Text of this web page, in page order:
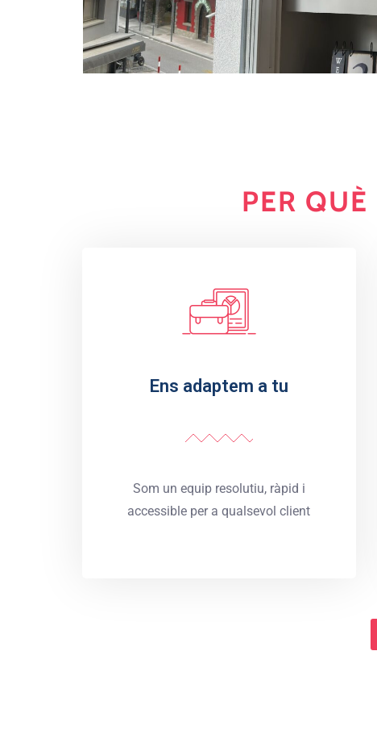
PER
Ens adaptem a tu
Som un equip resolutiu, ràpid i
accessible per a qualsevol client